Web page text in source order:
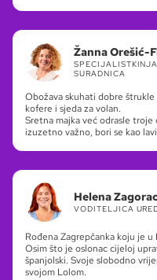
Žanna Orešić-
SURADNICA
Obožava skuhati dobre
kofere i sjeda za volan.
Sretna majka već odrasle
izuzetno važno, bori se kao
Helena Zagorac
VODITELJICA
Rođena Zagrepčanka koju je
Osim što je oslonac cijeloj
španjolski. Svoje slobodno
svojom Lolom.